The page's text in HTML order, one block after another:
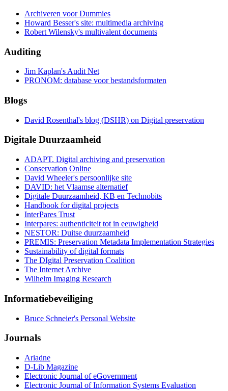
Archiveren voor Dummies
Howard Besser's site: multimedia archiving
Robert Wilensky's multivalent documents
Auditing
Jim Kaplan's Audit Net
PRONOM: database voor bestandsformaten
Blogs
David Rosenthal's blog (DSHR) on Digital preservation
Digitale Duurzaamheid
ADAPT. Digital archiving and preservation
Conservation Online
David Wheeler's persoonlijke site
DAVID: het Vlaamse alternatief
Digitale Duurzaamheid, KB en Technobits
Handbook for digital projects
InterPares Trust
Interpares: authenticiteit tot in eeuwigheid
NESTOR: Duitse duurzaamheid
PREMIS: Preservation Metadata Implementation Strategies
Sustainability of digital formats
The DIgital Preservation Coalition
The Internet Archive
Wilhelm Imaging Research
Informatiebeveiliging
Bruce Schneier's Personal Website
Journals
Ariadne
D-Lib Magazine
Electronic Journal of eGovernment
Electronic Journal of Information Systems Evaluation